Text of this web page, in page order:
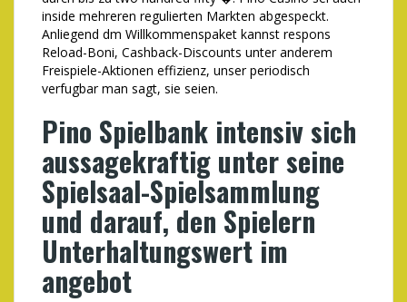
inside mehreren regulierten Markten abgespeckt.
Anliegend dm Willkommenspaket kannst respons
Reload-Boni, Cashback-Discounts unter anderem
Freispiele-Aktionen effizienz, unser periodisch
verfugbar man sagt, sie seien.
Pino Spielbank intensiv sich
aussagekraftig unter seine
Spielsaal-Spielsammlung
und darauf, den Spielern
Unterhaltungswert im
angebot